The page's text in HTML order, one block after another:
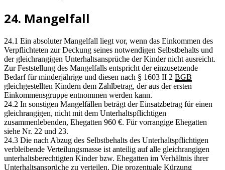
24. Mangelfall
24.1 Ein absoluter Mangelfall liegt vor, wenn das Einkommen des
Verpflichteten zur Deckung seines notwendigen Selbstbehalts und
der gleichrangigen Unterhaltsansprüche der Kinder nicht ausreicht.
Zur Feststellung des Mangelfalls entspricht der einzusetzende
Bedarf für minderjährige und diesen nach § 1603 II 2 BGB
gleichgestellten Kindern dem Zahlbetrag, der aus der ersten
Einkommensgruppe entnommen werden kann.
24.2 In sonstigen Mangelfällen beträgt der Einsatzbetrag für einen
gleichrangigen, nicht mit dem Unterhaltspflichtigen
zusammenlebenden, Ehegatten 960 €. Für vorrangige Ehegatten
siehe Nr. 22 und 23.
24.3 Die nach Abzug des Selbstbehalts des Unterhaltspflichtigen
verbleibende Verteilungsmasse ist anteilig auf alle gleichrangigen
unterhaltsberechtigten Kinder bzw. Ehegatten im Verhältnis ihrer
Unterhaltsansprüche zu verteilen. Die prozentuale Kürzung